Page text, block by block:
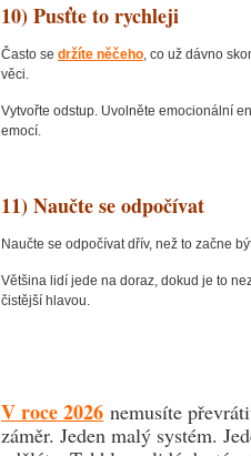
10) Pusťte to rychleji
Často se držíte něčeho, co už dávno
věci.
Vytvořte odstup. Uvolněte emocionální
emocí.
11) Naučte se odpočívat
Naučte se odpočívat dřív, než to začne
Většina lidí jede na doraz, dokud je to
čistější hlavou.
V roce 2026 nemusíte
záměr. Jeden malý systém.